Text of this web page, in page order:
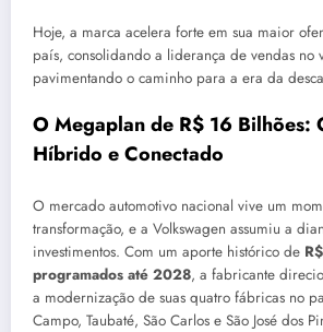
Hoje, a marca acelera forte em sua maior
país, consolidando a liderança de vendas no
pavimentando o caminho para a era da
O Megaplan de R$ 16 Bilhões:
Híbrido e Conectado
O mercado automotivo nacional vive um
transformação, e a Volkswagen assumiu a
investimentos. Com um aporte histórico de
programados até 2028, a fabricante
a modernização de suas quatro fábricas no
Campo, Taubaté, São Carlos e São José dos